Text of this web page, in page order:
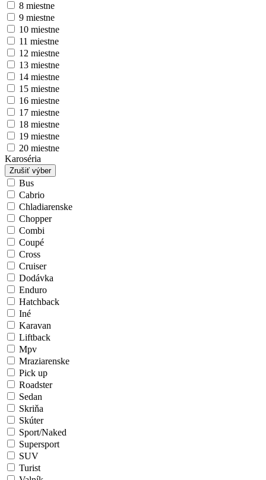
8 miestne
9 miestne
10 miestne
11 miestne
12 miestne
13 miestne
14 miestne
15 miestne
16 miestne
17 miestne
18 miestne
19 miestne
20 miestne
Karoséria
Zrušiť výber
Bus
Cabrio
Chladiarenske
Chopper
Combi
Coupé
Cross
Cruiser
Dodávka
Enduro
Hatchback
Iné
Karavan
Liftback
Mpv
Mraziarenske
Pick up
Roadster
Sedan
Skriňa
Skúter
Sport/Naked
Supersport
SUV
Turist